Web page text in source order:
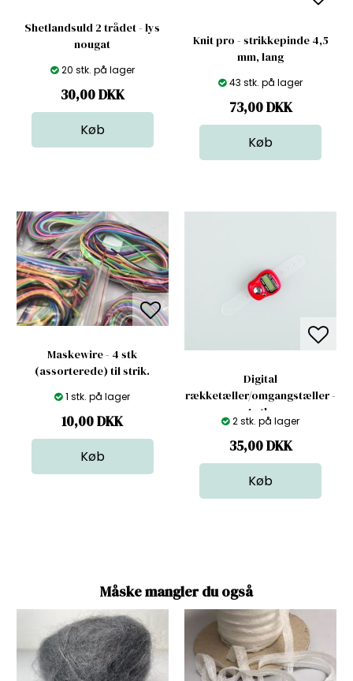
Shetlandsuld 2 trådet - lys
nougat
20 stk. på lager
30,00DKK
Knit pro - strikkepinde 4,5
mm, lang
43 stk. på lager
73,00DKK
Maskewire - 4 stk
(assorterede) til strik.
1 stk. på lager
10,00DKK
Digital
rækketæller/omgangstæller -
1 stk.
2 stk. på lager
35,00DKK
Måske mangler du også